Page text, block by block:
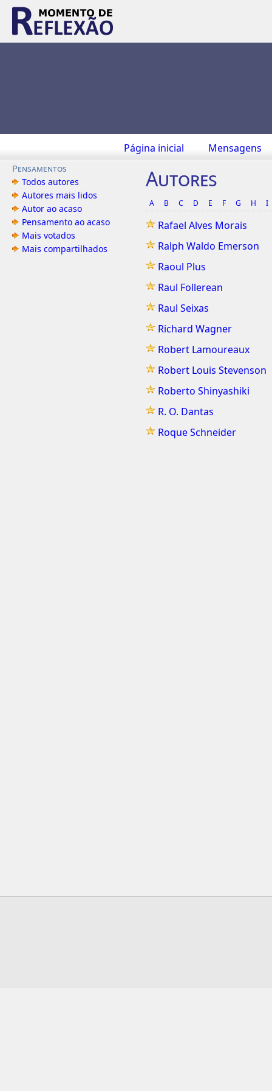
Página inicial Mensagens
Pensamentos
Todos autores
Autores mais lidos
Autor ao acaso
Pensamento ao acaso
Mais votados
Mais compartilhados
Autores
A B C D E F G H I
Rafael Alves Morais
Ralph Waldo Emerson
Raoul Plus
Raul Follerean
Raul Seixas
Richard Wagner
Robert Lamoureaux
Robert Louis Stevenson
Roberto Shinyashiki
R. O. Dantas
Roque Schneider